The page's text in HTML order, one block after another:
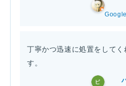
丁寧かつ迅速に処置をして
す。